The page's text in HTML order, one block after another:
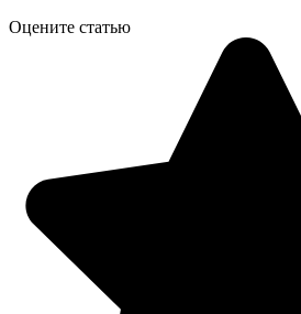
Оцените статью